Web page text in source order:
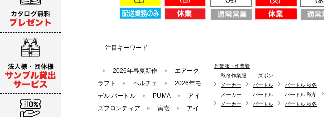
作業服・作業着
秋冬作業服
ズボン
メーカー
バートル バートル 秋冬
メーカー
バートル バートル 秋冬
メーカー
バートル バートル 秋冬
注目キーワード
2026年春夏新作
エアーク
ラフト
ペルチェ
2026年モ
デル バートル
PUMA
アイ
ズフロンティア
寅壱
アイ